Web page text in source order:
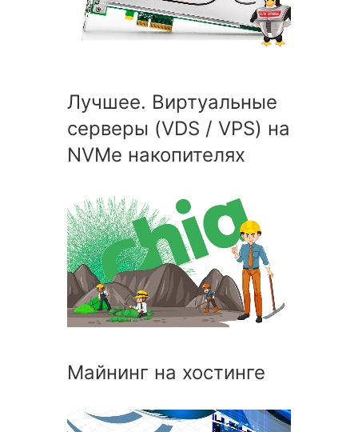
Лучшее. Виртуальные
серверы (VDS / VPS) на
NVMe накопителях
Майнинг на хостинге